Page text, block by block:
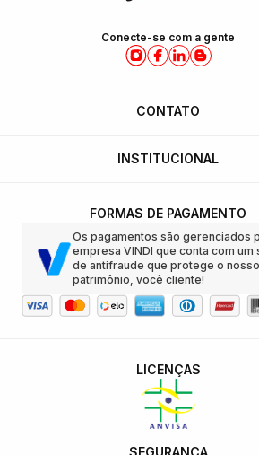
Conecte-se com a gente
CONTATO
INSTITUCIONAL
FORMAS DE PAGAMENTO
Os pagamentos são gerenciados
empresa VINDI que conta com um
de antifraude que protege o
patrimônio, você cliente!
SEGURANÇA
LICENÇAS